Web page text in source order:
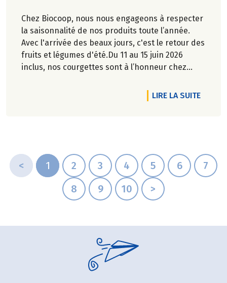
Chez Biocoop, nous nous engageons à respecter
la saisonnalité de nos produits toute l’année.
Avec l'arrivée des beaux jours, c'est le retour des
fruits et légumes d'été.Du 11 au 15 juin 2026
inclus, nos courgettes sont à l’honneur chez
LIRE LA SUITEDE
< 1 2 3 4 5 6
7
8
9 10 >